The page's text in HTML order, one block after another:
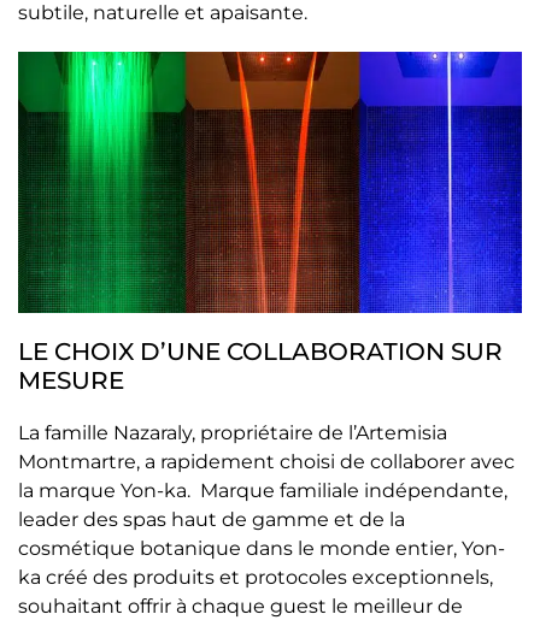
subtile, naturelle et apaisante.
LE CHOIX D’UNE COLLABORATION SUR
MESURE
La famille Nazaraly, propriétaire de l’Artemisia
Montmartre, a rapidement choisi de collaborer avec
la marque Yon-ka. Marque familiale indépendante,
leader des spas haut de gamme et de la
cosmétique botanique dans le monde entier, Yon-
ka créé des produits et protocoles exceptionnels,
souhaitant offrir à chaque guest le meilleur de